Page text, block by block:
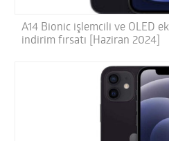
A14 Bionic işlemcili ve OLED
indirim fırsatı [Haziran 2024]